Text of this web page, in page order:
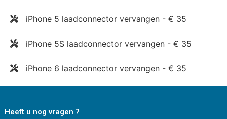
iPhone 5 laadconnector vervangen - € 35
iPhone 5S laadconnector vervangen - € 35
iPhone 6 laadconnector vervangen - € 35
Heeft u nog vragen ?